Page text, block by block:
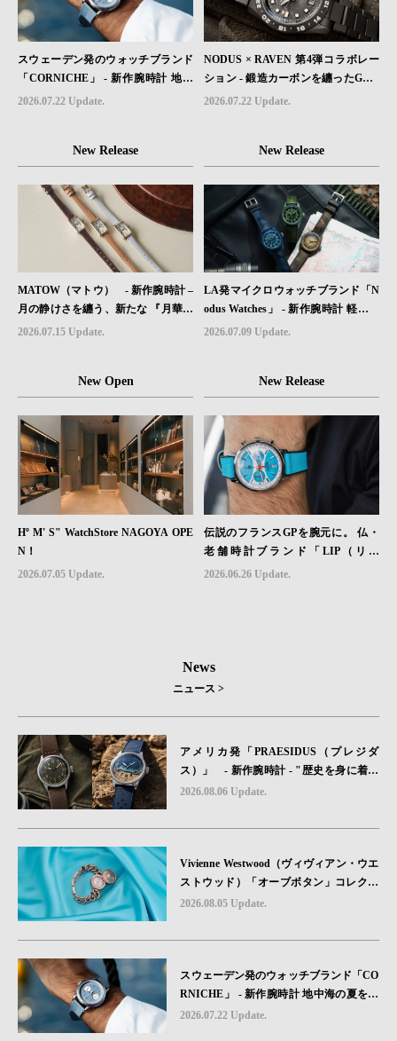
スウェーデン発のウォッチブランド
「CORNICHE」 - 新作腕時計 地中
海の夏を映す、爽やかなブルーダイ
2026.07.22 Update.
NODUS × RAVEN 第4弾コラボレー
ション - 鍛造カーボンを纏ったGMT
ウォッチ「TRAILTREKKER CARB
2026.07.22 Update.
New Release
MATOW（マトウ） - 新作腕時計 –
月の静けさを纏う、新たな 『月華』
レザーモデル４型登場。
2026.07.15 Update.
New Release
LA発マイクロウォッチブランド「N
odus Watches」 - 新作腕時計 軽さと
堅牢性を両立したフィールドウォッ
2026.07.09 Update.
New Open
Hº M' S" WatchStore NAGOYA OPE
N！
2026.07.05 Update.
New Release
伝説のフランスGPを腕元に。 仏・
老舗時計ブランド「LIP（リッ
プ）」、世界限定1,906本のクロノグ
2026.06.26 Update.
News
ニュース >
アメリカ発「PRAESIDUS（プレジダ
ス）」 - 新作腕時計 - "歴史を身に着け
る“ -戦場を駆け抜けたWillys MBのボンネ
砂を文字盤に閉じ込めた「A-11」コレク
2026.08.06 Update.
Vivienne Westwood（ヴィヴィアン・ウエ
ストウッド）「オーブボタン」コレクシ
ョンに、⽇本限定カラーのローズゴール
2026.08.05 Update.
スウェーデン発のウォッチブランド「CO
RNICHE」 - 新作腕時計 地中海の夏を映
す、爽やかなブルーダイヤル「Heritage C
2026.07.22 Update.